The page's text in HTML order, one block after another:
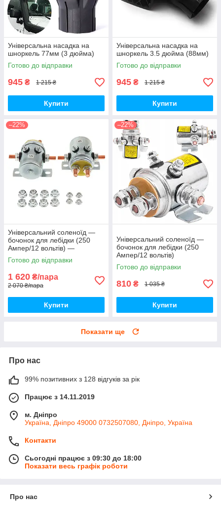
Універсальна насадка на
шноркель 77мм (3 дюйма)
Готово до відправки
945 ₴ 1 215 ₴
Купити
Універсальна насадка на
шноркель 3.5 дюйма (88мм)
Готово до відправки
945 ₴ 1 215 ₴
Купити
–22%
Універсальний соленоїд —
бочонок для лебідки (250
Ампер/12 вольтів) —
комплект 2 штуки
Готово до відправки
1 620 ₴/пара
2 070 ₴/пара
Купити
–22%
Універсальний соленоїд —
бочонок для лебідки (250
Ампер/12 вольтів)
Готово до відправки
810 ₴ 1 035 ₴
Купити
Показати ще
Про нас
99% позитивних з 128 відгуків за рік
Працює з 14.11.2019
м. Дніпро
Україна, Дніпро 49000 0732507080, Дніпро, Україна
Контакти
Сьогодні працює з 09:30 до 18:00
Показати весь графік роботи
Про нас